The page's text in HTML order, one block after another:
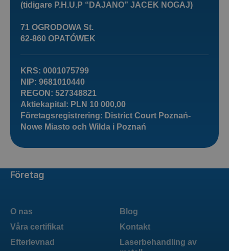
(tidigare P.H.U.P “DAJANO” JACEK NOGAJ)
71 OGRODOWA St.
62-860 OPATÓWEK
KRS: 0001075799
NIP: 9681010440
REGON: 527348821
Aktiekapital: PLN 10 000,00
Företagsregistrering: District Court Poznań-
Nowe Miasto och Wilda i Poznań
Företag
O nas
Våra certifikat
Efterlevnad
Blog
Kontakt
Laserbehandling av